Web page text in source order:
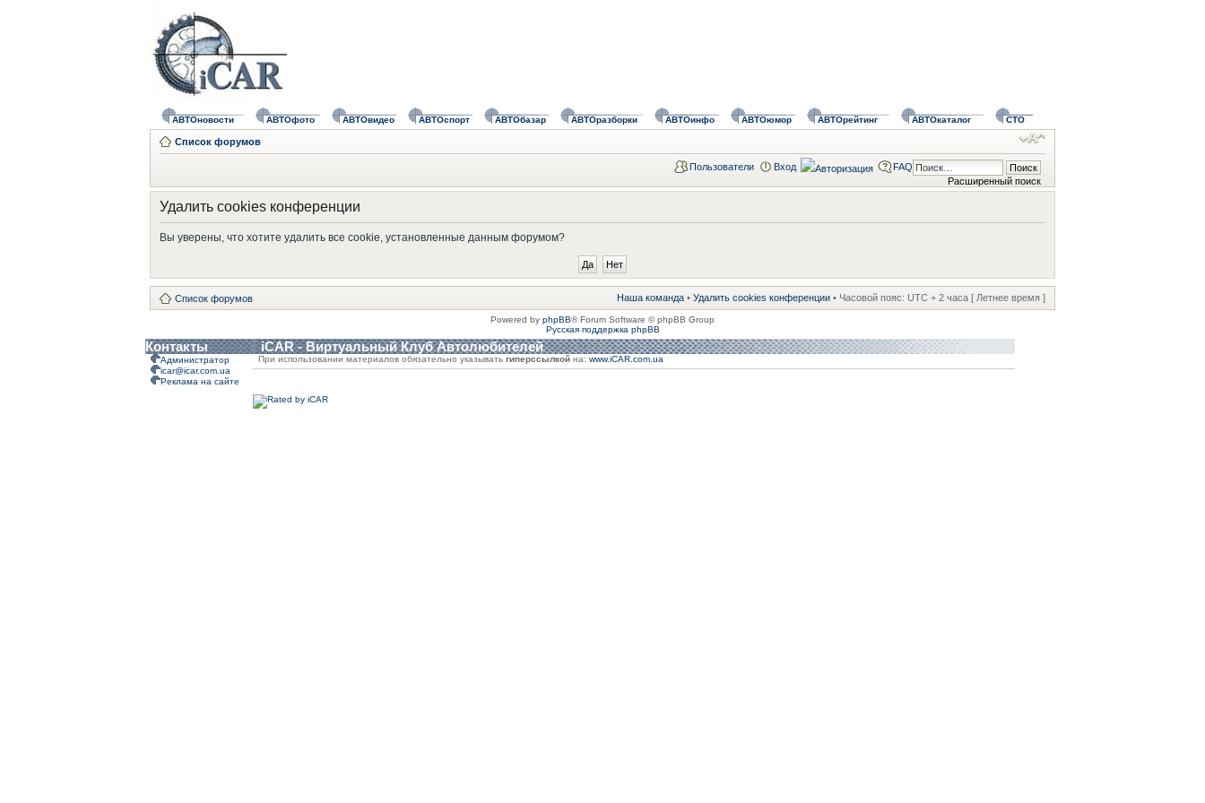
АВТОновости АВТОфото АВТОвидео АВТОспорт АВТОбазар АВТОразборки АВТОинфо АВТОюмор АВТОрейтинг АВТОкаталог СТО
Список форумов
Расширенный поиск
Пользователи Вход FAQ
Удалить cookies конференции
Вы уверены, что хотите удалить все cookie, установленные данным форумом?
Список форумов Наша команда • Удалить cookies конференции • Часовой пояс: UTC + 2 часа [ Летнее время ]
Powered by phpBB® Forum Software © phpBB Group
Русская поддержка phpBB
Контакты iCAR - Виртуальный Клуб Автолюбителей
Администратор
icar@icar.com.ua
Реклама на сайте
При использовании материалов обязательно указывать гиперссылкой на: www.iCAR.com.ua